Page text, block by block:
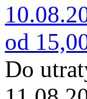
od
Do